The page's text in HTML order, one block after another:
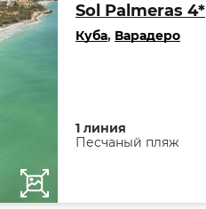
Sol Palmeras 4*
Куба, Варадеро
1 линия
Песчаный пляж